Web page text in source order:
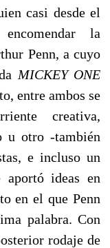
casi desde el
la
Penn, a cuyo
MICKEY ONE
entre ambos se
creativa,
u otro -también
e incluso un
aportó ideas en
en el que Penn
palabra. Con
rodaje de